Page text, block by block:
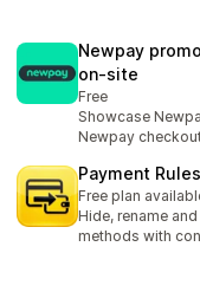
Newpay
on‑site
Free
Showcase
Newpay
Payment
Free plan
Hide, rename
methods with